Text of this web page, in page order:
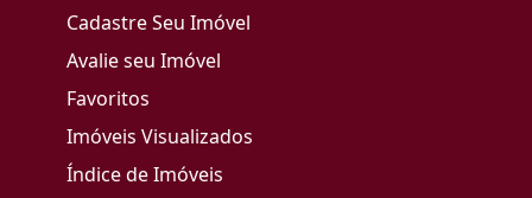
Cadastre Seu Imóvel
Avalie seu Imóvel
Favoritos
Imóveis Visualizados
Índice de Imóveis